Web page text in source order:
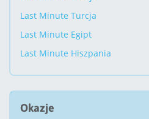
Last Minute Turcja
Last Minute Egipt
Last Minute Hiszpania
Okazje